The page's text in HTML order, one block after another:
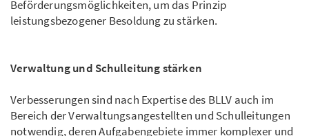
Beförderungsmöglichkeiten, um das Prinzip
leistungsbezogener Besoldung zu stärken.
Verwaltung und Schulleitung stärken
Verbesserungen sind nach Expertise des BLLV auch im
Bereich der Verwaltungsangestellten und Schulleitungen
notwendig, deren Aufgabengebiete immer komplexer und